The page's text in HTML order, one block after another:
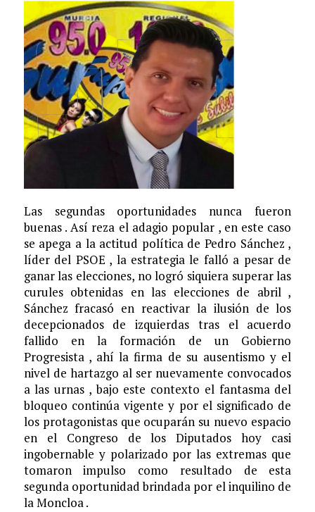
Las segundas oportunidades nunca fueron
buenas . Así reza el adagio popular , en este caso
se apega a la actitud política de Pedro Sánchez ,
líder del PSOE , la estrategia le falló a pesar de
ganar las elecciones, no logró siquiera superar las
curules obtenidas en las elecciones de abril ,
Sánchez fracasó en reactivar la ilusión de los
decepcionados de izquierdas tras el acuerdo
fallido en la formación de un Gobierno
Progresista , ahí la firma de su ausentismo y el
nivel de hartazgo al ser nuevamente convocados
a las urnas , bajo este contexto el fantasma del
bloqueo continúa vigente y por el significado de
los protagonistas que ocuparán su nuevo espacio
en el Congreso de los Diputados hoy casi
ingobernable y polarizado por las extremas que
tomaron impulso como resultado de esta
segunda oportunidad brindada por el inquilino de
la Moncloa .